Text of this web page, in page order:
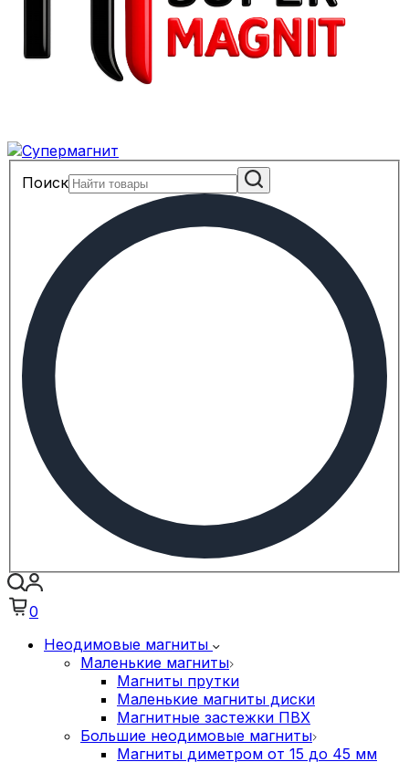
Поиск
0
Неодимовые магниты
Маленькие магниты
Магниты прутки
Маленькие магниты диски
Магнитные застежки ПВХ
Большие неодимовые магниты
Магниты диметром от 15 до 45 мм